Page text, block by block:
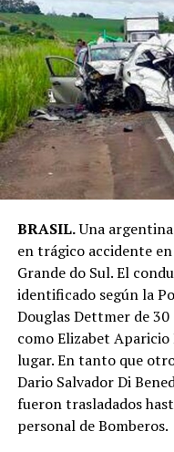
BRASIL.Una
en trágico accidente
Grande do Sul. El
identificado según la
Douglas Dettmer de
como Elizabet
lugar. En tanto que
Dario Salvador Di
fueron trasladados
personal de Bomberos.